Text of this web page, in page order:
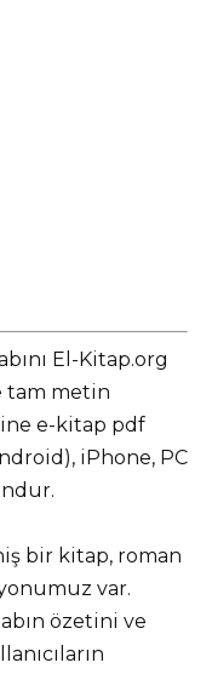
El-Kitap.org
tam metin
e-kitap pdf
iPhone, PC
bir kitap, roman
var.
özetini ve